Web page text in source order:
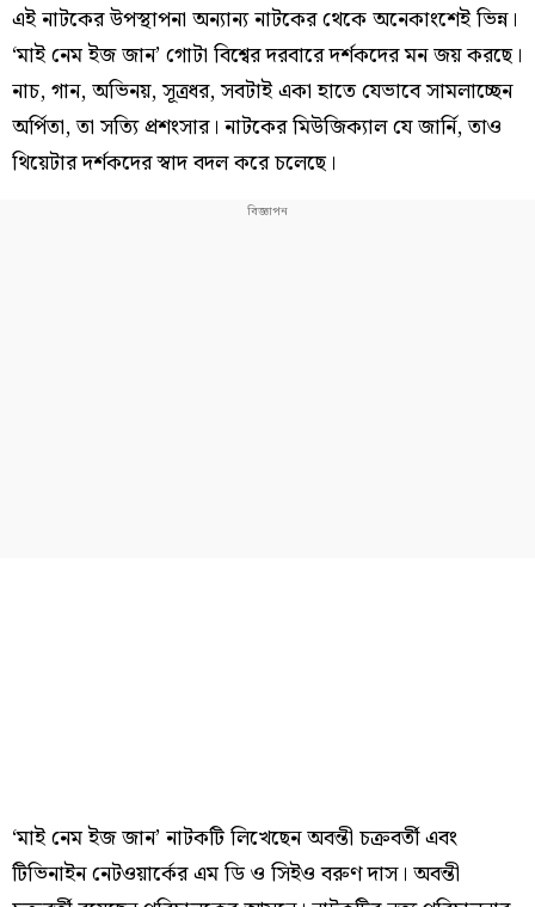
এই নাটকের উপস্থাপনা অন্যান্য নাটকের থেকে অনেকাংশেই ভিন্ন।
‘মাই নেম ইজ জান’ গোটা বিশ্বের দরবারে দর্শকদের মন জয় করছে।
নাচ, গান, অভিনয়, সূত্রধর, সবটাই একা হাতে যেভাবে সামলাচ্ছেন
অর্পিতা, তা সত্যি প্রশংসার। নাটকের মিউজিক্যাল যে জার্নি, তাও
থিয়েটার দর্শকদের স্বাদ বদল করে চলেছে।
‘মাই নেম ইজ জান’ নাটকটি লিখেছেন অবন্তী চক্রবর্তী এবং
টিভিনাইন নেটওয়ার্কের এম ডি ও সিইও বরুণ দাস। অবন্তী